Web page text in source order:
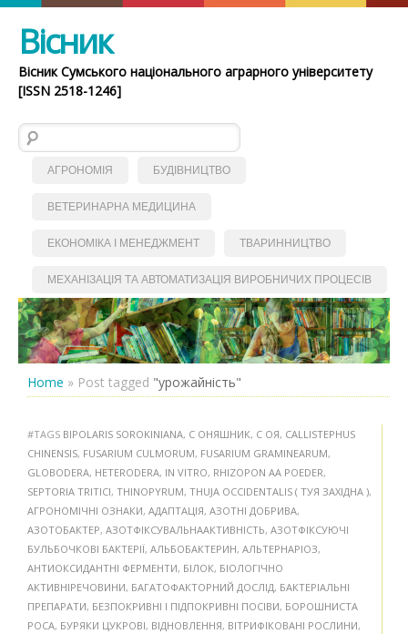
Вісник
Вісник Сумського національного аграрного університету
[ISSN 2518-1246]
Пошук:
АГРОНОМІЯ БУДІВНИЦТВО
ВЕТЕРИНАРНА МЕДИЦИНА
ЕКОНОМІКА І МЕНЕДЖМЕНТ ТВАРИННИЦТВО
МЕХАНІЗАЦІЯ ТА АВТОМАТИЗАЦІЯ ВИРОБНИЧИХ ПРОЦЕСІВ
Home » Post tagged "урожайність"
#TAGS BIPOLARIS SOROKINIANA, C ОНЯШНИК, C ОЯ, CALLISTEPHUS
CHINENSIS, FUSARIUM CULMORUM, FUSARIUM GRAMINEARUM,
GLOBODERA, HETERODERA, IN VITRO, RHIZOPON AA POEDER,
SEPTORIA TRITICI, THINOPYRUM, THUJA OCCIDENTALIS ( ТУЯ ЗАХІДНА ),
АГРОНОМІЧНІ ОЗНАКИ, АДАПТАЦІЯ, АЗОТНІ ДОБРИВА,
АЗОТОБАКТЕР, АЗОТФІКСУВАЛЬНААКТИВНІСТЬ, АЗОТФІКСУЮЧІ
БУЛЬБОЧКОВІ БАКТЕРІЇ, АЛЬБОБАКТЕРИН, АЛЬТЕРНАРІОЗ,
АНТИОКСИДАНТНІ ФЕРМЕНТИ, БІЛОК, БІОЛОГІЧНО
АКТИВНІРЕЧОВИНИ, БАГАТОФАКТОРНИЙ ДОСЛІД, БАКТЕРІАЛЬНІ
ПРЕПАРАТИ, БЕЗПОКРИВНІ І ПІДПОКРИВНІ ПОСІВИ, БОРОШНИСТА
РОСА, БУРЯКИ ЦУКРОВІ, ВІДНОВЛЕННЯ, ВІТРИФІКОВАНІ РОСЛИНИ,